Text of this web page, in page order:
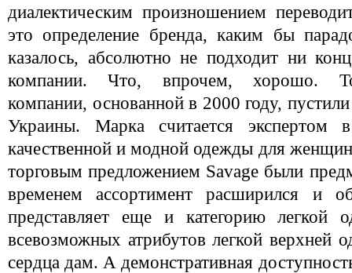
диалектическим произношением
это определение бренда, каким бы
казалось, абсолютно не подходит ни
компании. Что, впрочем, хорошо.
компании, основанной в 2000 году,
Украины. Марка считается экспертом
качественной и модной одежды для
торговым предложением Savage были
временем ассортимент расширился и
представляет еще и категорию легкой
всевозможных атрибутов легкой верхней
сердца дам. А демонстративная